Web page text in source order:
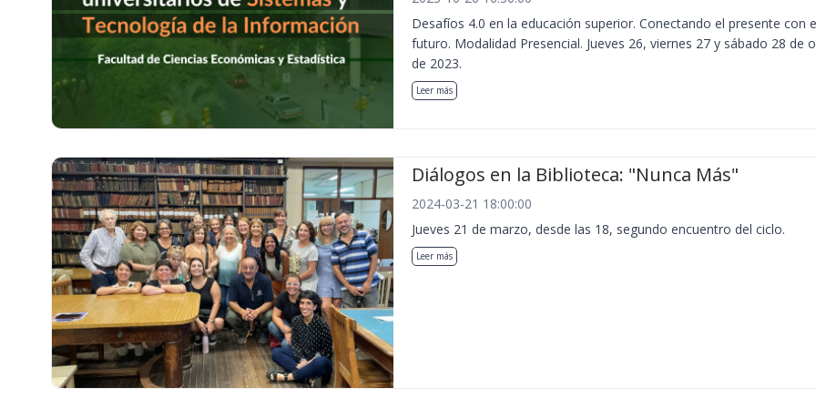
Desafíos 4.0 en la educación superior. Conectando el presente con
futuro. Modalidad Presencial. Jueves 26, viernes 27 y sábado 28 de
de 2023.
Leer más
Diálogos en la Biblioteca: "Nunca Más"
2024-03-21 18:00:00
Jueves 21 de marzo, desde las 18, segundo encuentro del ciclo.
Leer más